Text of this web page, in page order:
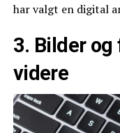
har valgt en digital
3. Bilder
videre